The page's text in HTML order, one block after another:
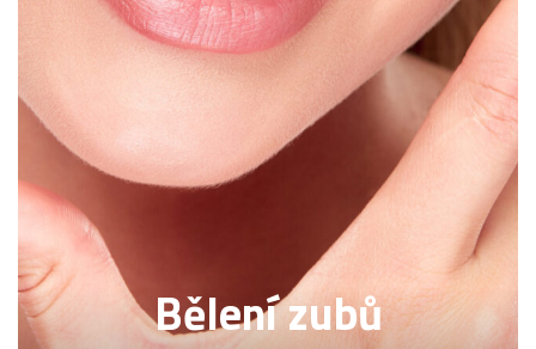
Bělení zubů